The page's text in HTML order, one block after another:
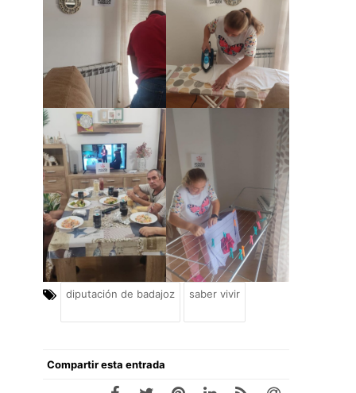
diputación de badajoz saber vivir
Compartir esta entrada